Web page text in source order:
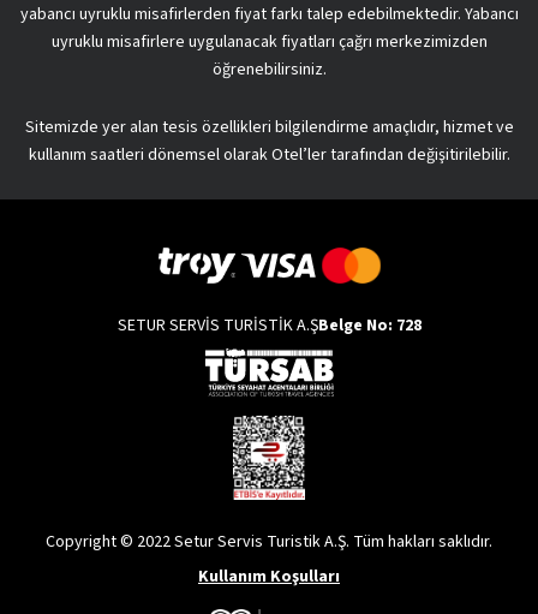
yabancı uyruklu misafirlerden fiyat farkı talep edebilmektedir. Yabancı
uyruklu misafirlere uygulanacak fiyatları çağrı merkezimizden
öğrenebilirsiniz.
Sitemizde yer alan tesis özellikleri bilgilendirme amaçlıdır, hizmet ve
kullanım saatleri dönemsel olarak Otel’ler tarafından değişitirilebilir.
SETUR SERVİS TURİSTİK A.ŞBelge No: 728
Copyright © 2022 Setur Servis Turistik A.Ş. Tüm hakları saklıdır.
Kullanım Koşulları